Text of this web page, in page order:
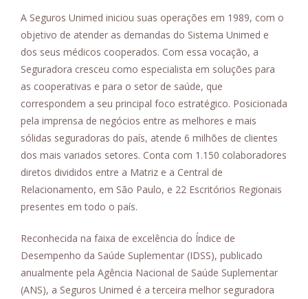
A Seguros Unimed iniciou suas operações em 1989, com o
objetivo de atender as demandas do Sistema Unimed e
dos seus médicos cooperados. Com essa vocação, a
Seguradora cresceu como especialista em soluções para
as cooperativas e para o setor de saúde, que
correspondem a seu principal foco estratégico. Posicionada
pela imprensa de negócios entre as melhores e mais
sólidas seguradoras do país, atende 6 milhões de clientes
dos mais variados setores. Conta com 1.150 colaboradores
diretos divididos entre a Matriz e a Central de
Relacionamento, em São Paulo, e 22 Escritórios Regionais
presentes em todo o país.
Reconhecida na faixa de excelência do Índice de
Desempenho da Saúde Suplementar (IDSS), publicado
anualmente pela Agência Nacional de Saúde Suplementar
(ANS), a Seguros Unimed é a terceira melhor seguradora